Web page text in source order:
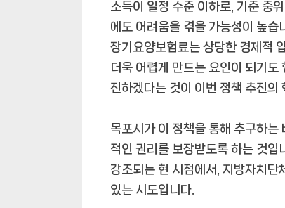
소득이 일정 수준 이하로, 기준 중
에도 어려움을 겪을 가능성이 높
장기요양보험료는 상당한 경제적
더욱 어렵게 만드는 요인이 되기
진하겠다는 것이 이번 정책 추진의
목포시가 이 정책을 통해 추구하는
적인 권리를 보장받도록 하는 것입
강조되는 현 시점에서, 지방자치단
있는 시도입니다.